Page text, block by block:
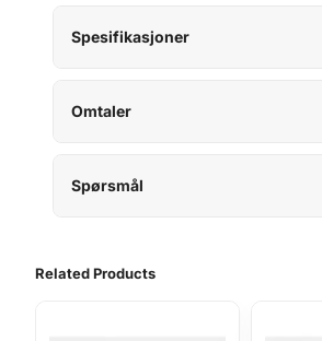
Spesifikasjoner
Omtaler
Spørsmål
Related Products